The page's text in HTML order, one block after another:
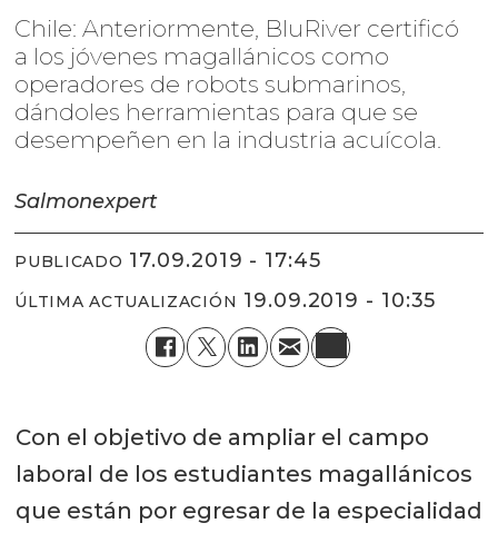
Chile: Anteriormente, BluRiver certificó
a los jóvenes magallánicos como
operadores de robots submarinos,
dándoles herramientas para que se
desempeñen en la industria acuícola.
Salmonexpert
PUBLICADO 17.09.2019 - 17:45
ÚLTIMA ACTUALIZACIÓN 19.09.2019 - 10:35
Con el objetivo de ampliar el campo
laboral de los estudiantes magallánicos
que están por egresar de la especialidad